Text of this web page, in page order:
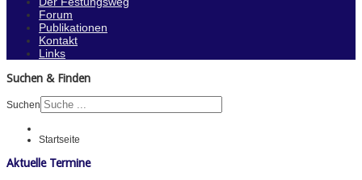
Forum
Publikationen
Kontakt
Links
Suchen & Finden
Suchen
Startseite
Aktuelle Termine